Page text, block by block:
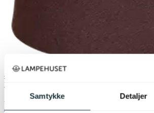
Samtykke Detaljer
40% ved kjøp av 2 eller flere
Nova Life
Molly skjerm kipp 20cm brun